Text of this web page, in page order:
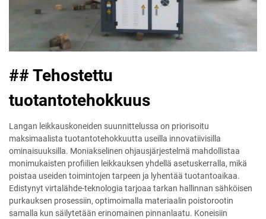
## Tehostettu
tuotantotehokkuus
Langan leikkauskoneiden suunnittelussa on priorisoitu
maksimaalista tuotantotehokkuutta useilla innovatiivisilla
ominaisuuksilla. Moniakselinen ohjausjärjestelmä mahdollistaa
monimukaisten profiilien leikkauksen yhdellä asetuskerralla, mikä
poistaa useiden toimintojen tarpeen ja lyhentää tuotantoaikaa.
Edistynyt virtalähde-teknologia tarjoaa tarkan hallinnan sähköisen
purkauksen prosessiin, optimoimalla materiaalin poistorootin
samalla kun säilytetään erinomainen pinnanlaatu. Koneisiin